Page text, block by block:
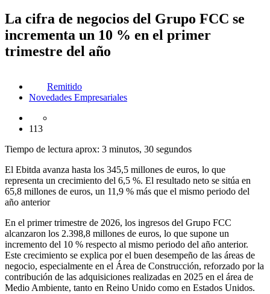
La cifra de negocios del Grupo FCC se
incrementa un 10 % en el primer
trimestre del año
Remitido
Novedades Empresariales
113
Tiempo de lectura aprox: 3 minutos, 30 segundos
El Ebitda avanza hasta los 345,5 millones de euros, lo que
representa un crecimiento del 6,5 %. El resultado neto se sitúa en
65,8 millones de euros, un 11,9 % más que el mismo periodo del
año anterior
En el primer trimestre de 2026, los ingresos del Grupo FCC
alcanzaron los 2.398,8 millones de euros, lo que supone un
incremento del 10 % respecto al mismo periodo del año anterior.
Este crecimiento se explica por el buen desempeño de las áreas de
negocio, especialmente en el Área de Construcción, reforzado por la
contribución de las adquisiciones realizadas en 2025 en el área de
Medio Ambiente, tanto en Reino Unido como en Estados Unidos.